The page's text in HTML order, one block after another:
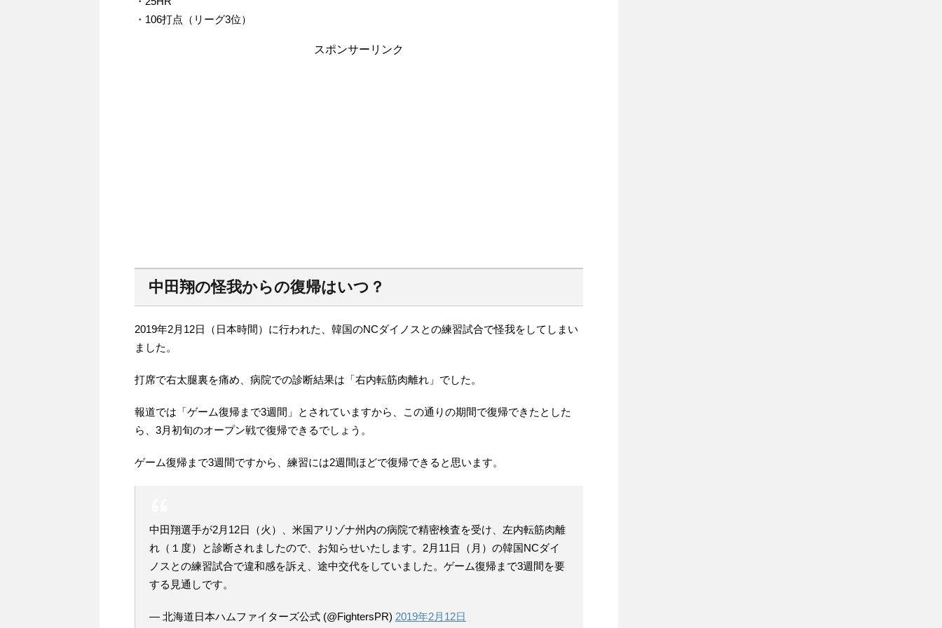
・106打点（リーグ3位）
スポンサーリンク
中田翔の怪我からの復帰はいつ？
2019年2月12日（日本時間）に行われた、韓国のNCダイノスとの練習試合で怪我をしてしまい
ました。
打席で右太腿裏を痛め、病院での診断結果は「右内転筋肉離れ」でした。
報道では「ゲーム復帰まで3週間」とされていますから、この通りの期間で復帰できたとした
ら、3月初旬のオープン戦で復帰できるでしょう。
ゲーム復帰まで3週間ですから、練習には2週間ほどで復帰できると思います。
中田翔選手が2月12日（火）、米国アリゾナ州内の病院で精密検査を受け、左内転筋肉離
れ（１度）と診断されましたので、お知らせいたします。2月11日（月）の韓国NCダイ
ノスとの練習試合で違和感を訴え、途中交代をしていました。ゲーム復帰まで3週間を要
する見通しです。
— 北海道日本ハムファイターズ公式 (@FightersPR) 2019年2月12日